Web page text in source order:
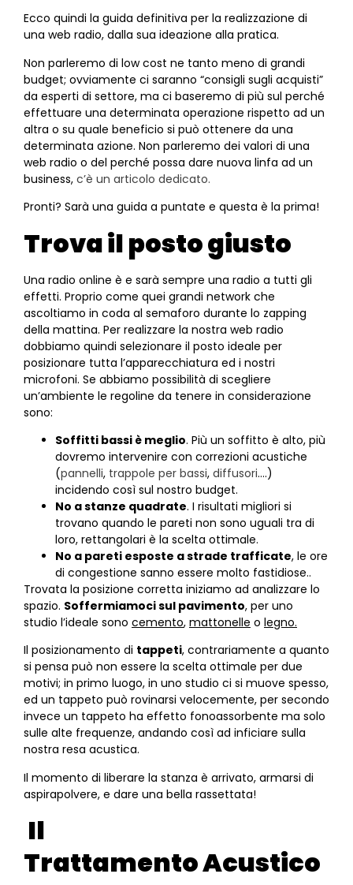
Ecco quindi la guida definitiva per la realizzazione di
una web radio, dalla sua ideazione alla pratica.
Non parleremo di low cost ne tanto meno di grandi
budget; ovviamente ci saranno “consigli sugli acquisti”
da esperti di settore, ma ci baseremo di più sul perché
effettuare una determinata operazione rispetto ad un
altra o su quale beneficio si può ottenere da una
determinata azione. Non parleremo dei valori di una
web radio o del perché possa dare nuova linfa ad un
business, c’è un articolo dedicato.
Pronti? Sarà una guida a puntate e questa è la prima!
Trova il posto giusto
Una radio online è e sarà sempre una radio a tutti gli
effetti. Proprio come quei grandi network che
ascoltiamo in coda al semaforo durante lo zapping
della mattina. Per realizzare la nostra web radio
dobbiamo quindi selezionare il posto ideale per
posizionare tutta l’apparecchiatura ed i nostri
microfoni. Se abbiamo possibilità di scegliere
un’ambiente le regoline da tenere in considerazione
sono:
Soffitti bassi è meglio. Più un soffitto è alto, più
dovremo intervenire con correzioni acustiche
(pannelli, trappole per bassi, diffusori….)
incidendo così sul nostro budget.
No a stanze quadrate. I risultati migliori si
trovano quando le pareti non sono uguali tra di
loro, rettangolari è la scelta ottimale.
No a pareti esposte a strade trafficate, le ore
di congestione sanno essere molto fastidiose..
Trovata la posizione corretta iniziamo ad analizzare lo
spazio. Soffermiamoci sul pavimento, per uno
studio l’ideale sono cemento, mattonelle o legno.
Il posizionamento di tappeti, contrariamente a quanto
si pensa può non essere la scelta ottimale per due
motivi; in primo luogo, in uno studio ci si muove spesso,
ed un tappeto può rovinarsi velocemente, per secondo
invece un tappeto ha effetto fonoassorbente ma solo
sulle alte frequenze, andando così ad inficiare sulla
nostra resa acustica.
Il momento di liberare la stanza è arrivato, armarsi di
aspirapolvere, e dare una bella rassettata!
Il
Trattamento Acustico